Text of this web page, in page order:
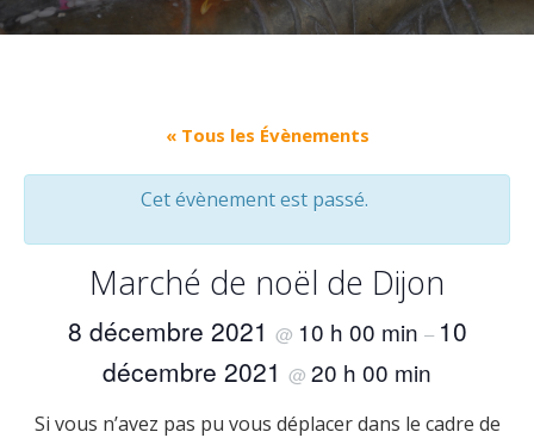
« Tous les Évènements
Cet évènement est passé.
Marché de noël de Dijon
8 décembre 2021 @ 10 h 00 min – 10
décembre 2021 @ 20 h 00 min
Si vous n’avez pas pu vous déplacer dans le cadre de